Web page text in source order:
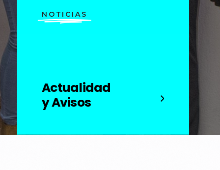
NOTICIAS
Actualidad
y Avisos